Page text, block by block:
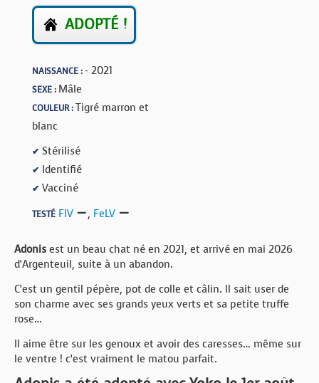
ADOPTÉ !
NAISSANCE :- 2021
SEXE : Mâle
COULEUR :Tigré marron et
blanc
✔ Stérilisé
✔ Identifié
✔ Vacciné
TESTÉ FIV , FeLV
Adonis est un beau chat né en 2021, et arrivé en mai 2026
d’Argenteuil, suite à un abandon.
C’est un gentil pépère, pot de colle et câlin. Il sait user de
son charme avec ses grands yeux verts et sa petite truffe
rose…
Il aime être sur les genoux et avoir des caresses… même sur
le ventre ! c’est vraiment le matou parfait.